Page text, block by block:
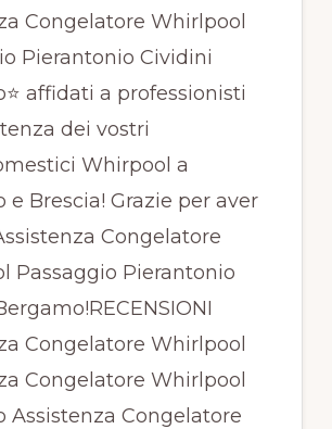
Congelatore Whirlpool
Pierantonio Cividini
affidati a professionisti
dei vostri
Whirpool a
e Brescia! Grazie per aver
Congelatore
Passaggio Pierantonio
Congelatore Whirlpool
Congelatore Whirlpool
Assistenza Congelatore